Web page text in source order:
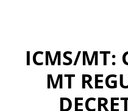
ICMS/MT:
MT